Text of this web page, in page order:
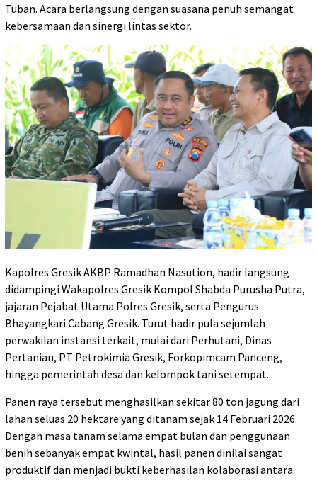
Tuban. Acara berlangsung dengan suasana penuh semangat
kebersamaan dan sinergi lintas sektor.
Kapolres Gresik AKBP Ramadhan Nasution, hadir langsung
didampingi Wakapolres Gresik Kompol Shabda Purusha Putra,
jajaran Pejabat Utama Polres Gresik, serta Pengurus
Bhayangkari Cabang Gresik. Turut hadir pula sejumlah
perwakilan instansi terkait, mulai dari Perhutani, Dinas
Pertanian, PT Petrokimia Gresik, Forkopimcam Panceng,
hingga pemerintah desa dan kelompok tani setempat.
Panen raya tersebut menghasilkan sekitar 80 ton jagung dari
lahan seluas 20 hektare yang ditanam sejak 14 Februari 2026.
Dengan masa tanam selama empat bulan dan penggunaan
benih sebanyak empat kwintal, hasil panen dinilai sangat
produktif dan menjadi bukti keberhasilan kolaborasi antara